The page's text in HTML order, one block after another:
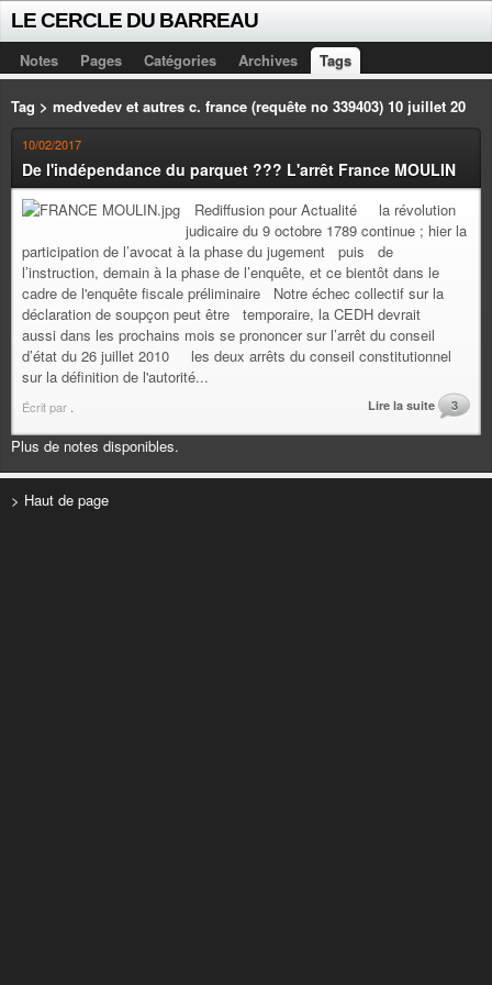
LE CERCLE DU BARREAU
Notes Pages Catégories Archives Tags
Tag > medvedev et autres c. france (requête no 339403) 10 juillet 20
10/02/2017
De l'indépendance du parquet ??? L'arrêt France MOULIN
Rediffusion pour Actualité la révolution
judicaire du 9 octobre 1789 continue ; hier la
participation de l’avocat à la phase du jugement puis de
l’instruction, demain à la phase de l’enquête, et ce bientôt dans le
cadre de l'enquête fiscale préliminaire Notre échec collectif sur la
déclaration de soupçon peut être temporaire, la CEDH devrait
aussi dans les prochains mois se prononcer sur l’arrêt du conseil
d’état du 26 juillet 2010 les deux arrêts du conseil constitutionnel
sur la définition de l'autorité...
Écrit par Lire la suite 3
Plus de notes disponibles.
> Haut de page